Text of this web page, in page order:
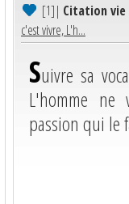
[1]| Citation vie
c'est vivre, L'h...
Suivre sa
L'homme
passion qui le